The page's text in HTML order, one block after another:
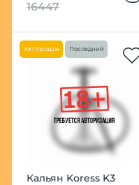
16447
Хит продаж Последний
Кальян Koress K3